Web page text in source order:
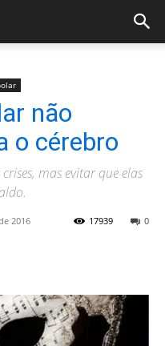
não
o cérebro
mas evitar que elas
2016 0
17939